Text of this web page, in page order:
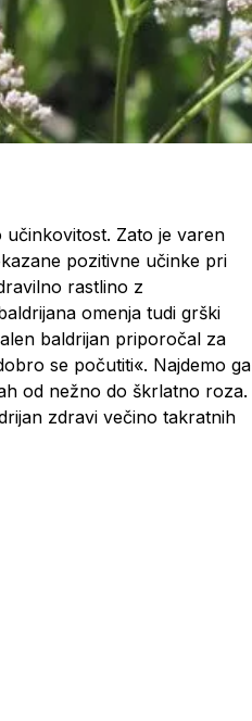
učinkovitost. Zato je varen
pozitivne učinke pri
rastlino z
omenja tudi grški
baldrijan priporočal za
se počutiti«. Najdemo ga
od nežno do škrlatno roza.
zdravi večino takratnih